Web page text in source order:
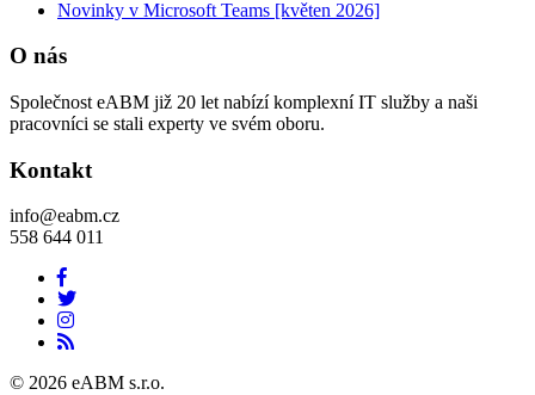
Novinky v Microsoft Teams [květen 2026]
O nás
Společnost eABM již 20 let nabízí komplexní IT služby a naši
pracovníci se stali experty ve svém oboru.
Kontakt
info@eabm.cz
558 644 011
© 2026 eABM s.r.o.